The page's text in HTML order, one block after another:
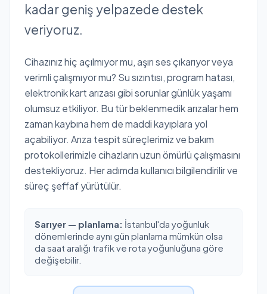
kadar geniş yelpazede destek
veriyoruz.
Cihazınız hiç açılmıyor mu, aşırı ses çıkarıyor veya
verimli çalışmıyor mu? Su sızıntısı, program hatası,
elektronik kart arızası gibi sorunlar günlük yaşamı
olumsuz etkiliyor. Bu tür beklenmedik arızalar hem
zaman kaybına hem de maddi kayıplara yol
açabiliyor. Arıza tespit süreçlerimiz ve bakım
protokollerimizle cihazların uzun ömürlü çalışmasını
destekliyoruz. Her adımda kullanıcı bilgilendirilir ve
süreç şeffaf yürütülür.
Sarıyer — planlama: İstanbul'da yoğunluk
dönemlerinde aynı gün planlama mümkün olsa
da saat aralığı trafik ve rota yoğunluğuna göre
değişebilir.